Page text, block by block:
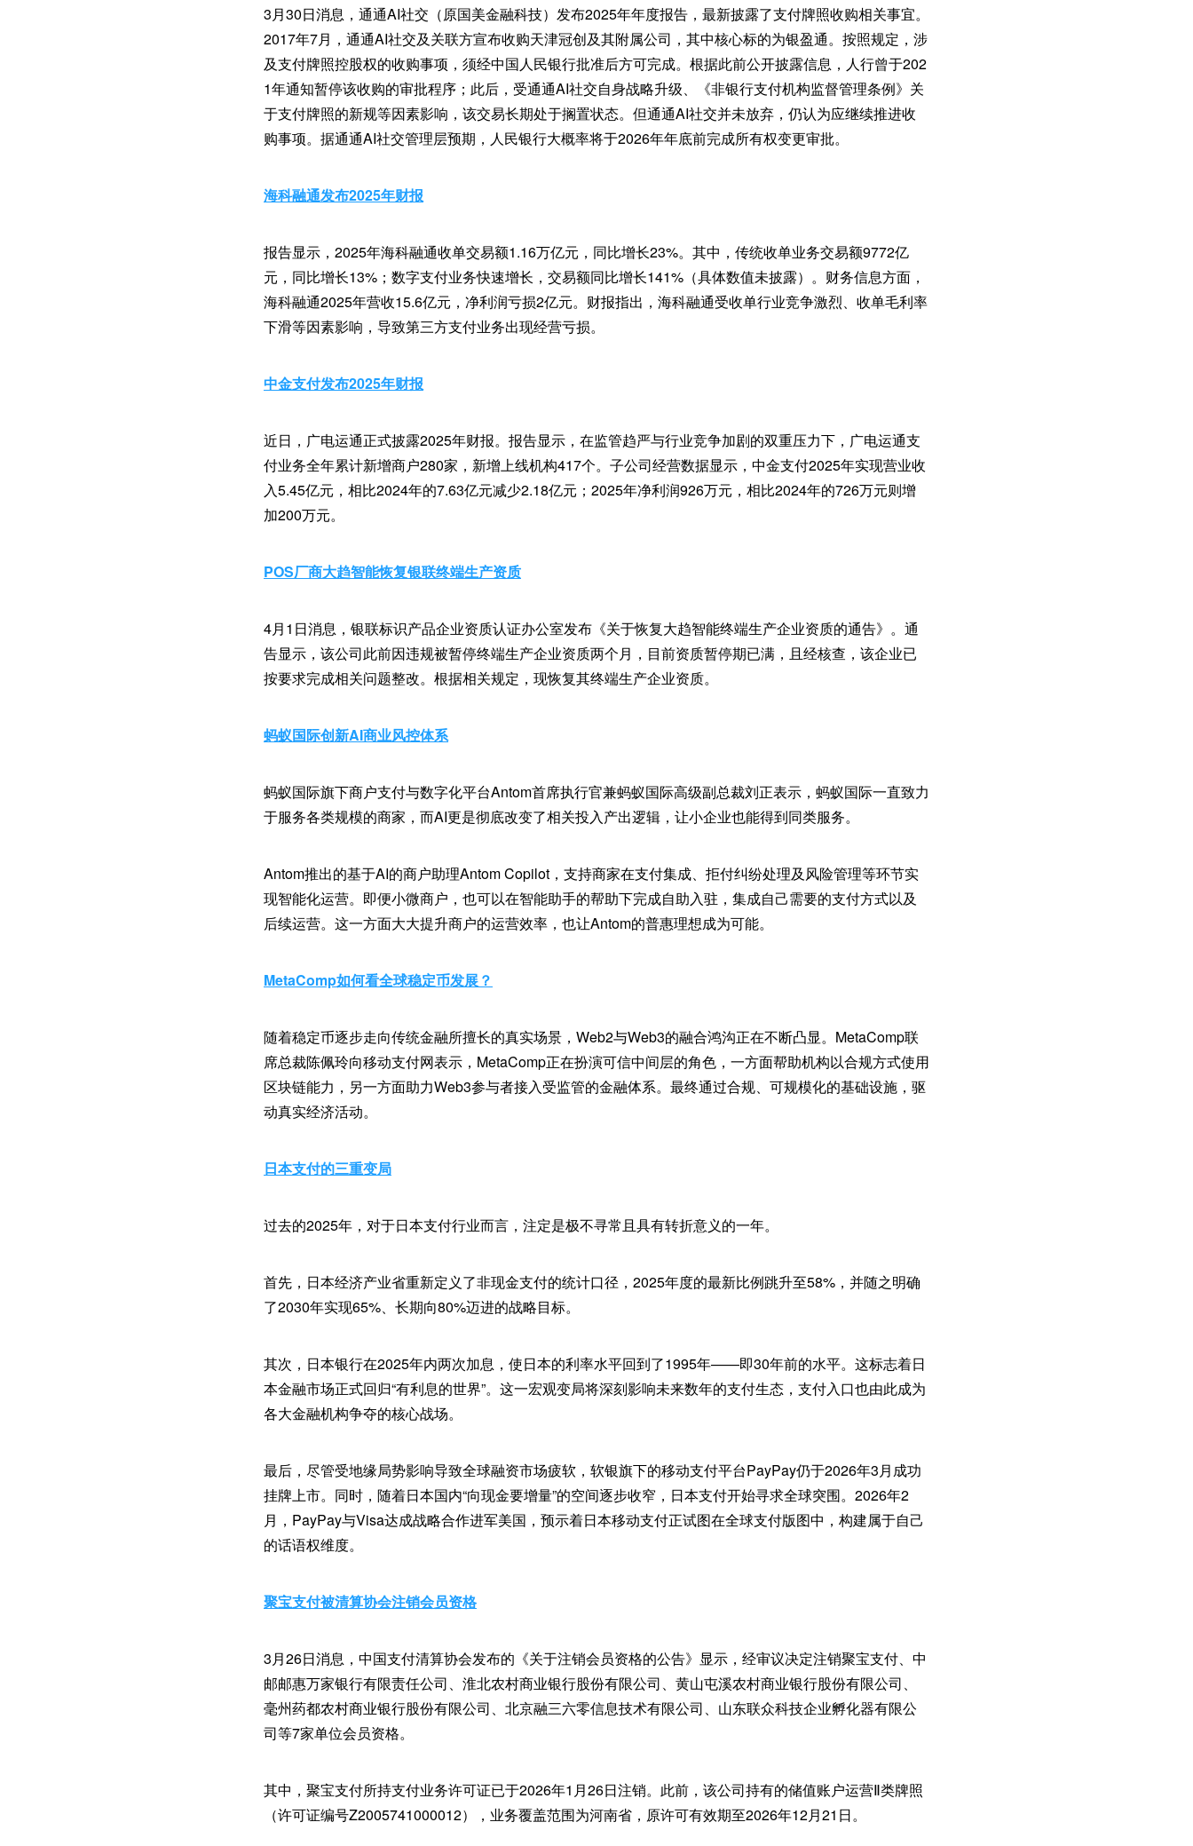
3月30日消息，通通AI社交（原国美金融科技）发布2025年年度报告，最新披露了支付牌照收购相关事宜。
2017年7月，通通AI社交及关联方宣布收购天津冠创及其附属公司，其中核心标的为银盈通。按照规定，涉
及支付牌照控股权的收购事项，须经中国人民银行批准后方可完成。根据此前公开披露信息，人行曾于202
1年通知暂停该收购的审批程序；此后，受通通AI社交自身战略升级、《非银行支付机构监督管理条例》关
于支付牌照的新规等因素影响，该交易长期处于搁置状态。但通通AI社交并未放弃，仍认为应继续推进收
购事项。据通通AI社交管理层预期，人民银行大概率将于2026年年底前完成所有权变更审批。
海科融通发布2025年财报
报告显示，2025年海科融通收单交易额1.16万亿元，同比增长23%。其中，传统收单业务交易额9772亿
元，同比增长13%；数字支付业务快速增长，交易额同比增长141%（具体数值未披露）。财务信息方面，
海科融通2025年营收15.6亿元，净利润亏损2亿元。财报指出，海科融通受收单行业竞争激烈、收单毛利率
下滑等因素影响，导致第三方支付业务出现经营亏损。
中金支付发布2025年财报
近日，广电运通正式披露2025年财报。报告显示，在监管趋严与行业竞争加剧的双重压力下，广电运通支
付业务全年累计新增商户280家，新增上线机构417个。子公司经营数据显示，中金支付2025年实现营业收
入5.45亿元，相比2024年的7.63亿元减少2.18亿元；2025年净利润926万元，相比2024年的726万元则增
加200万元。
POS厂商大趋智能恢复银联终端生产资质
4月1日消息，银联标识产品企业资质认证办公室发布《关于恢复大趋智能终端生产企业资质的通告》。通
告显示，该公司此前因违规被暂停终端生产企业资质两个月，目前资质暂停期已满，且经核查，该企业已
按要求完成相关问题整改。根据相关规定，现恢复其终端生产企业资质。
蚂蚁国际创新AI商业风控体系
蚂蚁国际旗下商户支付与数字化平台Antom首席执行官兼蚂蚁国际高级副总裁刘正表示，蚂蚁国际一直致力
于服务各类规模的商家，而AI更是彻底改变了相关投入产出逻辑，让小企业也能得到同类服务。
Antom推出的基于AI的商户助理Antom Copilot，支持商家在支付集成、拒付纠纷处理及风险管理等环节实
现智能化运营。即便小微商户，也可以在智能助手的帮助下完成自助入驻，集成自己需要的支付方式以及
后续运营。这一方面大大提升商户的运营效率，也让Antom的普惠理想成为可能。
MetaComp如何看全球稳定币发展？
随着稳定币逐步走向传统金融所擅长的真实场景，Web2与Web3的融合鸿沟正在不断凸显。MetaComp联
席总裁陈佩玲向移动支付网表示，MetaComp正在扮演可信中间层的角色，一方面帮助机构以合规方式使用
区块链能力，另一方面助力Web3参与者接入受监管的金融体系。最终通过合规、可规模化的基础设施，驱
动真实经济活动。
日本支付的三重变局
过去的2025年，对于日本支付行业而言，注定是极不寻常且具有转折意义的一年。
首先，日本经济产业省重新定义了非现金支付的统计口径，2025年度的最新比例跳升至58%，并随之明确
了2030年实现65%、长期向80%迈进的战略目标。
其次，日本银行在2025年内两次加息，使日本的利率水平回到了1995年——即30年前的水平。这标志着日
本金融市场正式回归“有利息的世界”。这一宏观变局将深刻影响未来数年的支付生态，支付入口也由此成为
各大金融机构争夺的核心战场。
最后，尽管受地缘局势影响导致全球融资市场疲软，软银旗下的移动支付平台PayPay仍于2026年3月成功
挂牌上市。同时，随着日本国内“向现金要增量”的空间逐步收窄，日本支付开始寻求全球突围。2026年2
月，PayPay与Visa达成战略合作进军美国，预示着日本移动支付正试图在全球支付版图中，构建属于自己
的话语权维度。
聚宝支付被清算协会注销会员资格
3月26日消息，中国支付清算协会发布的《关于注销会员资格的公告》显示，经审议决定注销聚宝支付、中
邮邮惠万家银行有限责任公司、淮北农村商业银行股份有限公司、黄山屯溪农村商业银行股份有限公司、
毫州药都农村商业银行股份有限公司、北京融三六零信息技术有限公司、山东联众科技企业孵化器有限公
司等7家单位会员资格。
其中，聚宝支付所持支付业务许可证已于2026年1月26日注销。此前，该公司持有的储值账户运营Ⅱ类牌照
（许可证编号Z2005741000012），业务覆盖范围为河南省，原许可有效期至2026年12月21日。